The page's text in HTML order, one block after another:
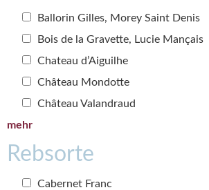
Ballorin Gilles, Morey Saint Denis
Bois de la Gravette, Lucie Mançais
Chateau d’Aiguilhe
Château Mondotte
Château Valandraud
mehr
Rebsorte
Cabernet Franc